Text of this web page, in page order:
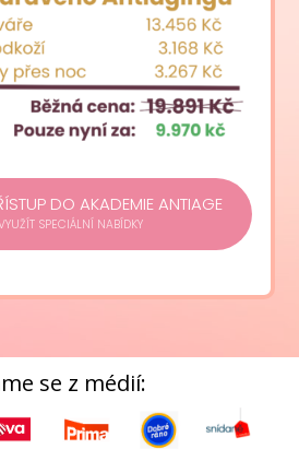
DO AKADEMIE ANTIAGE
SPECIÁLNÍ NABÍDKY
se z médií: